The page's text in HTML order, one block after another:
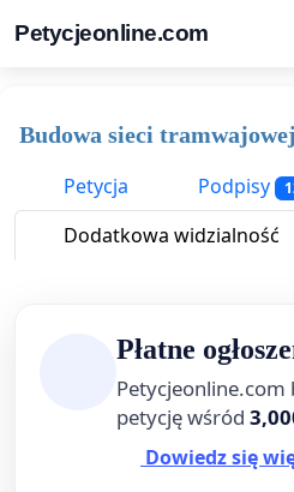
Petycjeonline.com
Budowa sieci
Petycja
Podpisy
Dodatkowa widzialność
Płatne
Petycjeonline.com
petycję wśród
Dowiedz się